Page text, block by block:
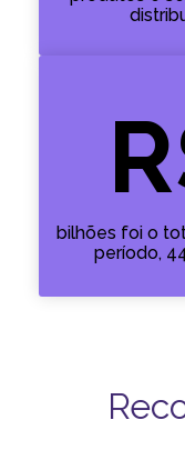
bilhões foi o
período,